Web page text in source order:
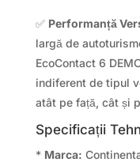
✅ Performanță
largă de
EcoContact 6
indiferent de tipul
atât pe față, cât și
Specificații
* Marca: